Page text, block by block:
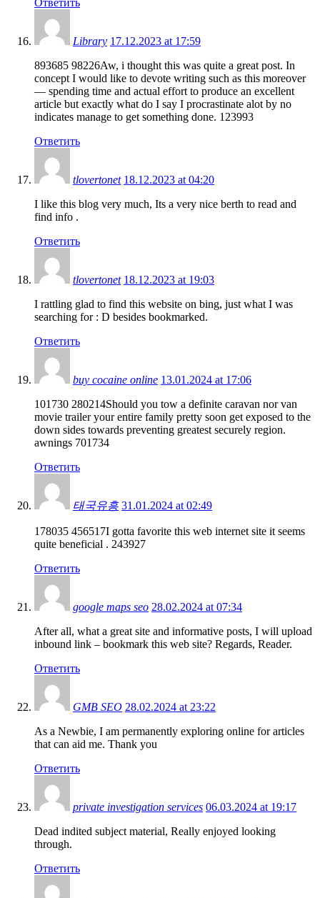
Library 17.12.2023 at 17:59
893685 98226Aw, i thought this was quite a great post. In
concept I would like to devote writing such as this moreover
— spending time and actual effort to produce an excellent
article but exactly what do I say I procrastinate alot by no
indicates manage to get something done. 123993
Ответить
tlovertonet 18.12.2023 at 04:20
I like this blog very much, Its a very nice berth to read and
find info .
Ответить
tlovertonet 18.12.2023 at 19:03
I rattling glad to find this website on bing, just what I was
searching for : D besides bookmarked.
Ответить
buy cocaine online 13.01.2024 at 17:06
101730 280214Should you tow a definite caravan nor van
movie trailer your entire family pretty soon get exposed to the
down sides towards preventing greatest securely region.
awnings 701734
Ответить
태국유흥 31.01.2024 at 02:49
178035 456517I gotta favorite this web internet site it seems
quite beneficial . 243927
Ответить
google maps seo 28.02.2024 at 07:34
After all, what a great site and informative posts, I will upload
inbound link – bookmark this web site? Regards, Reader.
Ответить
GMB SEO 28.02.2024 at 23:22
As a Newbie, I am permanently exploring online for articles
that can aid me. Thank you
Ответить
private investigation services 06.03.2024 at 19:17
Dead indited subject material, Really enjoyed looking
through.
Ответить